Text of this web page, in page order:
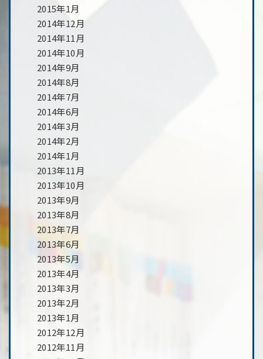
2015年1月
2014年12月
2014年11月
2014年10月
2014年9月
2014年8月
2014年7月
2014年6月
2014年3月
2014年2月
2014年1月
2013年11月
2013年10月
2013年9月
2013年8月
2013年7月
2013年6月
2013年5月
2013年4月
2013年3月
2013年2月
2013年1月
2012年12月
2012年11月